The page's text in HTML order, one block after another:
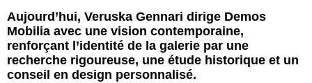
Aujourd’hui, Veruska Gennari dirige Demos
Mobilia avec une vision contemporaine,
renforçant l’identité de la galerie par une
recherche rigoureuse, une étude historique et un
conseil en design personnalisé.